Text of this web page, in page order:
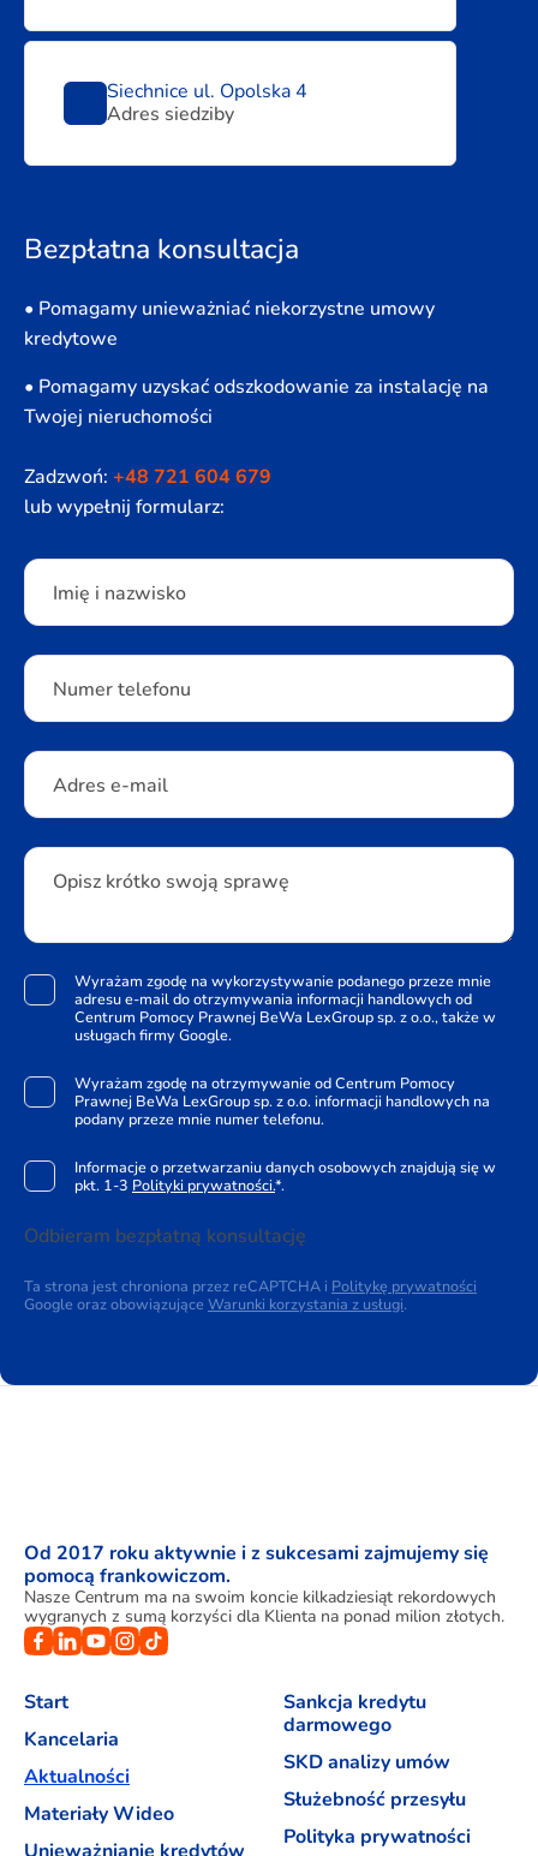
Siechnice ul. Opolska 4
Adres siedziby
Bezpłatna konsultacja
• Pomagamy unieważniać niekorzystne umowy
kredytowe
• Pomagamy uzyskać odszkodowanie za instalację na
Twojej nieruchomości
Zadzwoń: +48 721 604 679
lub wypełnij formularz:
Please leave this field empty.
Imię i nazwisko
Numer telefonu
Adres e-mail
Opisz krótko swoją sprawę
Wyrażam zgodę na wykorzystywanie podanego przeze mnie
adresu e-mail do otrzymywania informacji handlowych od
Centrum Pomocy Prawnej BeWa LexGroup sp. z o.o., także w
usługach firmy Google.
Wyrażam zgodę na otrzymywanie od Centrum Pomocy
Prawnej BeWa LexGroup sp. z o.o. informacji handlowych na
podany przeze mnie numer telefonu.
Informacje o przetwarzaniu danych osobowych znajdują się w
pkt. 1-3 Polityki prywatności.*.
Odbieram bezpłatną konsultację
Ta strona jest chroniona przez reCAPTCHA i Politykę prywatności
Google oraz obowiązujące Warunki korzystania z usługi.
Od 2017 roku aktywnie i z sukcesami zajmujemy się
pomocą frankowiczom.
Nasze Centrum ma na swoim koncie kilkadziesiąt rekordowych
wygranych z sumą korzyści dla Klienta na ponad milion złotych.
Start
Kancelaria
Aktualności
Materiały Wideo
Sankcja kredytu
darmowego
SKD analizy umów
Służebność przesyłu
Polityka prywatności